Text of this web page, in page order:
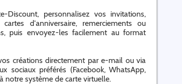
Discount, personnalisez vos invitations,
cartes d'anniversaire, remerciements ou
puis envoyez-les facilement au format
créations directement par e-mail ou via
sociaux préférés (Facebook, WhatsApp,
notre système de carte virtuelle.